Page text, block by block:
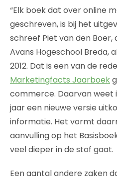
“Elk boek dat over online
geschreven, is bij het
schreef Piet van den Boer,
Avans Hogeschool Breda,
2012. Dat is een van de
Marketingfacts Jaarboek
commerce. Daarvan weet
jaar een nieuwe versie
informatie. Het vormt
aanvulling op het
veel dieper in de stof gaat.
Een aantal andere zaken